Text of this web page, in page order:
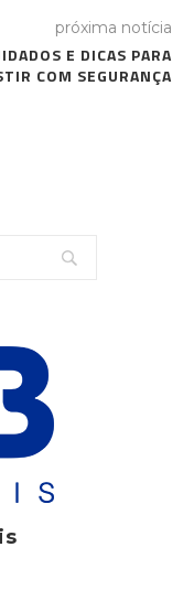
próxima notícia
E DICAS PARA
COM SEGURANÇA